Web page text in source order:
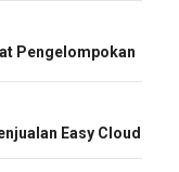
Pengelompokan
Easy Cloud